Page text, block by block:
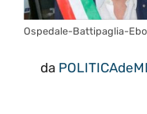
Ospedale-Battipaglia-
da